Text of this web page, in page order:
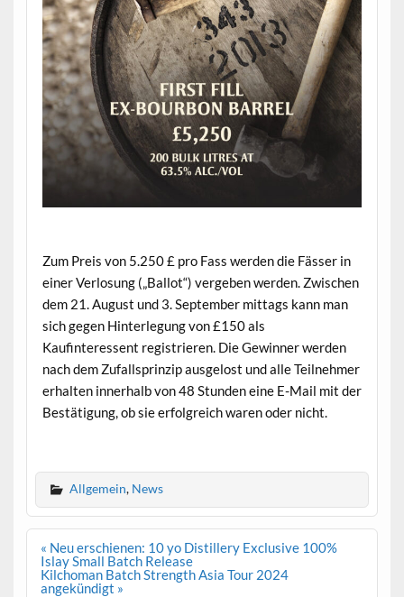
Zum Preis von 5.250 £ pro Fass werden die Fässer in
einer Verlosung („Ballot“) vergeben werden. Zwischen
dem 21. August und 3. September mittags kann man
sich gegen Hinterlegung von £150 als
Kaufinteressent registrieren. Die Gewinner werden
nach dem Zufallsprinzip ausgelost und alle Teilnehmer
erhalten innerhalb von 48 Stunden eine E-Mail mit der
Bestätigung, ob sie erfolgreich waren oder nicht.
Allgemein, News
Beitrags-
Navigation
« Neu erschienen: 10 yo Distillery Exclusive 100%
Islay Small Batch Release
Kilchoman Batch Strength Asia Tour 2024
angekündigt »